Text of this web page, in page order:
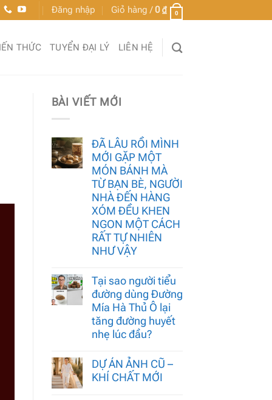
Đăng nhập Giỏ hàng /0₫ 0
THỨC TUYỂN ĐẠI LÝ LIÊN HỆ
BÀI VIẾT MỚI
ĐÃ LÂU RỒI MÌNH
MỚI GẶP MỘT
MÓN BÁNH MÀ
TỪ BẠN BÈ, NGƯỜI
NHÀ ĐẾN HÀNG
XÓM ĐỀU KHEN
NGON MỘT CÁCH
RẤT TỰ NHIÊN
NHƯ VẬY
Tại sao người tiểu
đường dùng Đường
Mía Hà Thủ Ô lại
tăng đường huyết
nhẹ lúc đầu?
DỰ ÁN ẢNH CŨ –
KHÍ CHẤT MỚI